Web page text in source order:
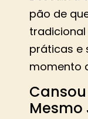
pão de
práticas e
momento
Cansou
Mesmo